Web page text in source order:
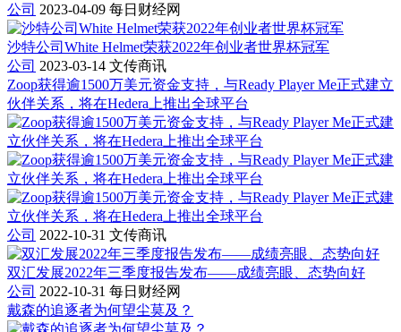
公司 2023-04-09 每日财经网
沙特公司White Helmet荣获2022年创业者世界杯冠军
公司 2023-03-14 文传商讯
Zoop获得逾1500万美元资金支持，与Ready Player Me正式建立
伙伴关系，将在Hedera上推出全球平台
公司 2022-10-31 文传商讯
双汇发展2022年三季度报告发布——成绩亮眼、态势向好
公司 2022-10-31 每日财经网
戴森的追逐者为何望尘莫及？